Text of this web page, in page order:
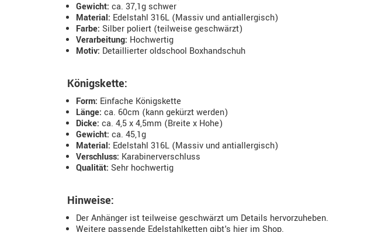
Gewicht: ca. 37,1g schwer
Material: Edelstahl 316L (Massiv und antiallergisch)
Farbe: Silber poliert (teilweise geschwärzt)
Verarbeitung: Hochwertig
Motiv: Detaillierter oldschool Boxhandschuh
Königskette:
Form: Einfache Königskette
Länge: ca. 60cm (kann gekürzt werden)
Dicke: ca. 4,5 x 4,5mm (Breite x Hohe)
Gewicht: ca. 45,1g
Material: Edelstahl 316L (Massiv und antiallergisch)
Verschluss: Karabinerverschluss
Qualität: Sehr hochwertig
Hinweise:
Der Anhänger ist teilweise geschwärzt um Details hervorzuheben.
Weitere passende Edelstahlketten gibt's hier im Shop.